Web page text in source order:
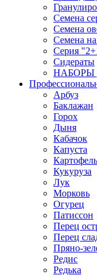
Семена
Семена
Семена
Серия
Сидераты
НАБОРЫ
Арбуз
Баклажан
Горох
Дыня
Кабачок
Капуста
Кукуруза
Лук
Морковь
Огурец
Патиссон
Перец
Перец
Пряно-
Редис
Редька